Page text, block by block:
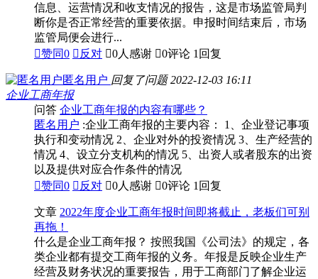
信息、运营情况和收支情况的报告，这是市场监管局判
断你是否正常经营的重要依据。申报时间结束后，市场
监管局便会进行...
赞同0  反对 0人感谢 0评论 1回复
匿名用户 回复了问题 2022-12-03 16:11
企业工商年报
问答 企业工商年报的内容有哪些？
匿名用户 :企业工商年报的主要内容： 1、企业登记事项
执行和变动情况 2、企业对外的投资情况 3、生产经营的
情况 4、设立分支机构的情况 5、出资人或者股东的出资
以及提供对应合作条件的情况
赞同0  反对 0人感谢 0评论 1回复
文章 2022年度企业工商年报时间即将截止，老板们可别
再拖！
什么是企业工商年报？ 按照我国《公司法》的规定，各
类企业都有提交工商年报的义务。年报是反映企业生产
经营及财务状况的重要报告，用于工商部门了解企业运